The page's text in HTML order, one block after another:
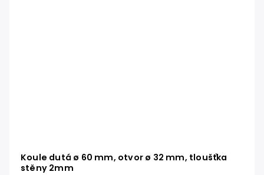
Koule dutá ø 60 mm, otvor ø 32 mm, tloušťka
stěny 2mm